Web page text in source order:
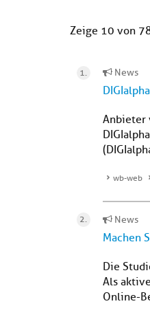
Zeige 10 von
News
Anbieter
wb-web
News
Machen
Die
Als
Online-